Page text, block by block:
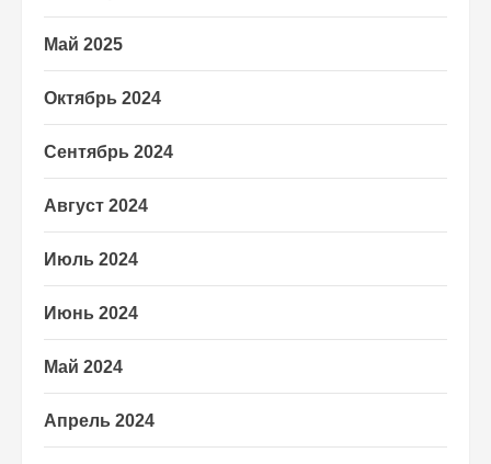
Май 2025
Октябрь 2024
Сентябрь 2024
Август 2024
Июль 2024
Июнь 2024
Май 2024
Апрель 2024